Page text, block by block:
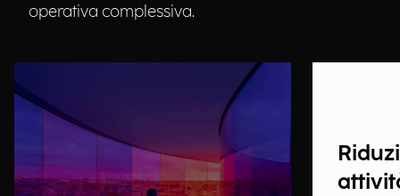
operativa complessiva.